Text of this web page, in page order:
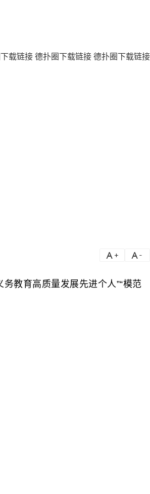
载链接 德扑圈下载链接 德扑圈下载链接
教育高质量发展先进个人”“模范